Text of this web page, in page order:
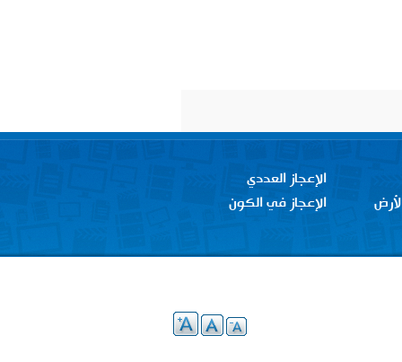
الإعجاز العددي
الإعجاز في الكون